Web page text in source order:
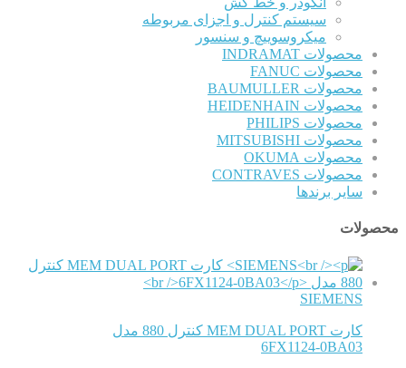
سیستم کنترل و اجزای مربوطه
میکروسوییچ و سنسور
محصولات INDRAMAT
محصولات FANUC
محصولات BAUMULLER
محصولات HEIDENHAIN
محصولات PHILIPS
محصولات MITSUBISHI
محصولات OKUMA
محصولات CONTRAVES
سایر برندها
محصولات
SIEMENS
کارت MEM DUAL PORT کنترل 880 مدل
6FX1124-0BA03